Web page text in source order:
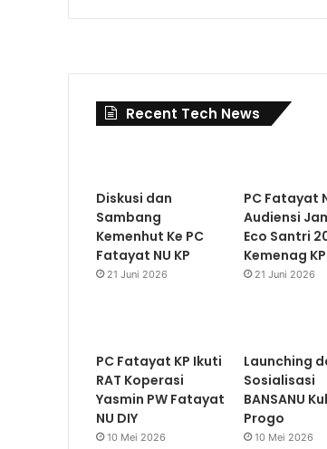
Recent Tech News
Diskusi dan
Sambang
Kemenhut Ke PC
Fatayat NU KP
21 Juni 2026
PC Fatayat
Audiensi
Eco Santri
Kemenag KP
21 Juni 2026
PC Fatayat KP Ikuti
RAT Koperasi
Yasmin PW Fatayat
NU DIY
10 Mei 2026
Launching
Sosialisasi
BANSANU
Progo
10 Mei 2026